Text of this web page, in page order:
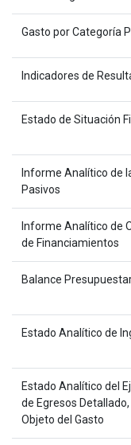
Gasto por Categoría
Indicadores de
Estado de Situación
Informe Analítico de
Pasivos
Informe Analítico de
de Financiamientos
Balance
Estado Analítico de
Estado Analítico del
de Egresos
Objeto del Gasto